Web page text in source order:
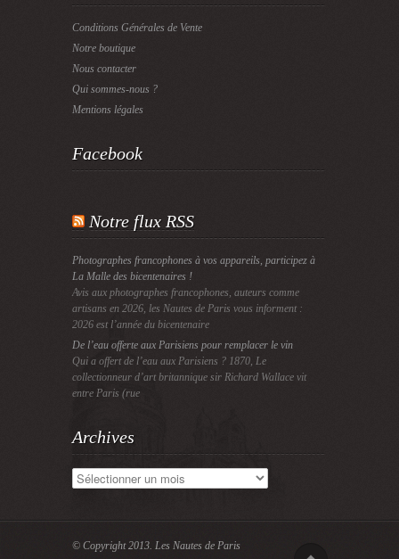
Conditions Générales de Vente
Notre boutique
Nous contacter
Qui sommes-nous ?
Mentions légales
Facebook
Notre flux RSS
Photographes francophones à vos appareils, participez à
La Malle des bicentenaires !
Avis aux photographes francophones, auteurs comme
artisans en 2026, les Nautes de Paris vous informent :
2026 est l’année du bicentenaire
De l’eau offerte aux Parisiens pour remplacer le vin
Qui a offert de l’eau aux Parisiens ? 1870, Le
collectionneur d’art britannique sir Richard Wallace vit
entre Paris (rue
Archives
Archives
© Copyright 2013. Les Nautes de Paris